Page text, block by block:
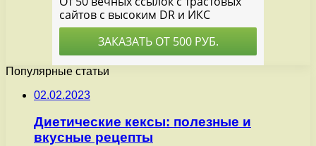
Популярные статьи
02.02.2023
Диетические кексы: полезные и
вкусные рецепты